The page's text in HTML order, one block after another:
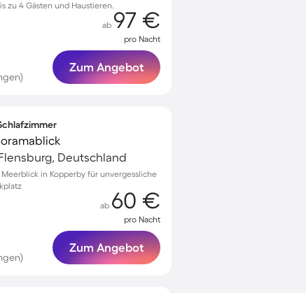
zu 4 Gästen und Haustieren.
ab 97 €
pro Nacht
Zum Angebot
Deutschland
in Kopperby für unvergessliche
ab 60 €
pro Nacht
Zum Angebot